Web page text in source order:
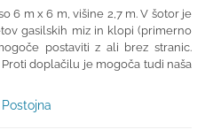
6 m x 6 m, višine 2,7 m. V šotor je
gasilskih miz in klopi (primerno
postaviti z ali brez stranic.
doplačilu je mogoča tudi naša